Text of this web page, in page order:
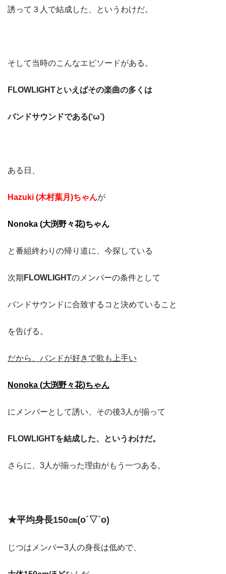
誘って３人で結成した、というわけだ。
そして当時のこんなエピソードがある。
FLOWLIGHTといえばその楽曲の多くは
バンドサウンドである(‘ω’)
ある日、
Hazuki (木村葉月)ちゃんが
Nonoka (大渕野々花)ちゃん
と番組終わりの帰り道に、今探している
次期 FLOWLIGHTのメンバーの条件として
バンドサウンドに合致するコと決めていること
を告げる。
だから、バンドが好きで歌も上手い
Nonoka (大渕野々花)ちゃん
にメンバーとして誘い、その後3人が揃って
FLOWLIGHTを結成した、というわけだ。
さらに、3人が揃った理由がもう一つある。
★平均身長150㎝(o´▽`o)
じつはメンバー3人の身長は低めで、